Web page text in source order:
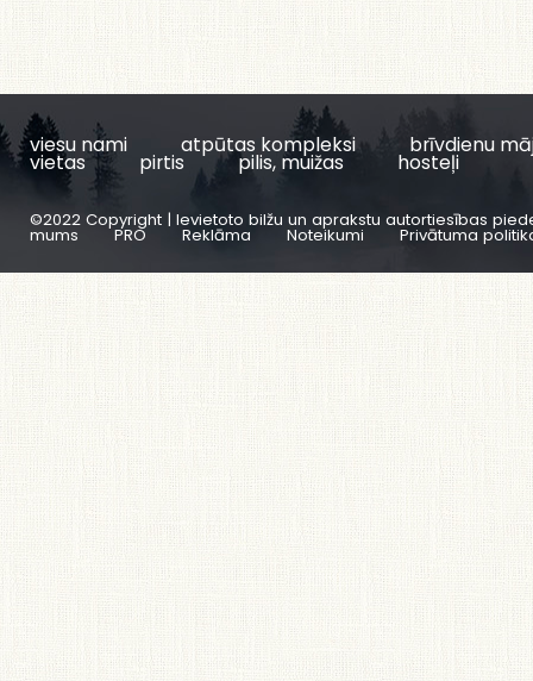
viesu nami atpūtas kompleksi brīvdienu
vietas pirtis pilis, muižas hosteļi
©2022 Copyright | Ievietoto bilžu un aprakstu autortiesības
mums PRO Reklāma Noteikumi Privātuma